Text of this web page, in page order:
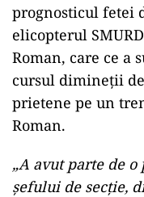
prognosticul fetei
elicopterul
Roman, care ce a
cursul dimineţii
prietene pe un
Roman.
„A avut parte de
şefului de secţie,